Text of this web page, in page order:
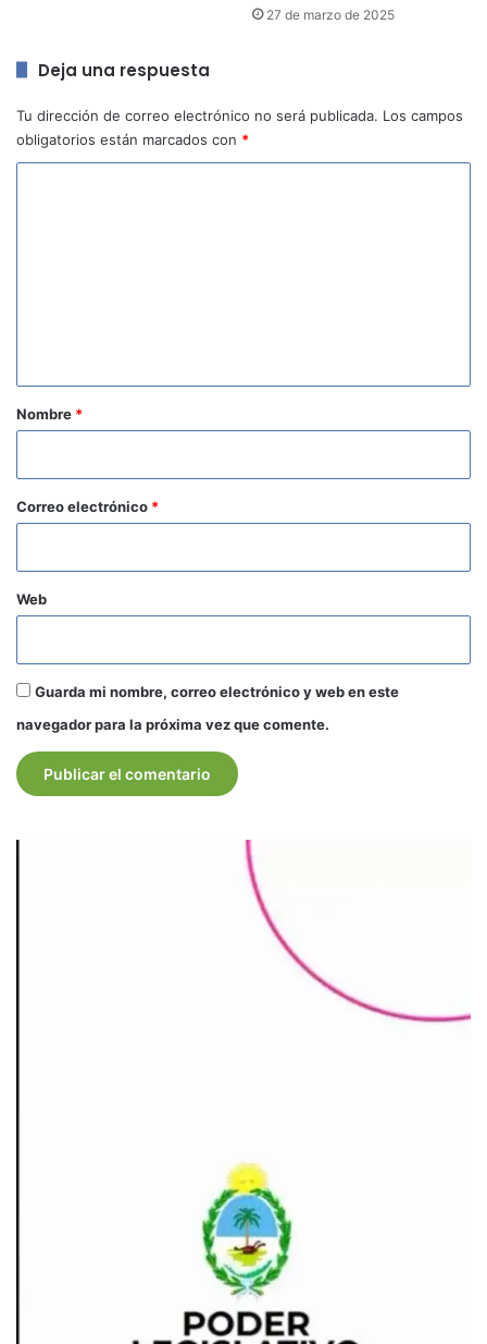
27 de marzo de 2025
Deja una respuesta
Tu dirección de correo electrónico no será publicada. Los campos
obligatorios están marcados con *
r
*
Nombre *
Correo electrónico *
Web
Guarda mi nombre, correo electrónico y web en este
navegador para la próxima vez que comente.